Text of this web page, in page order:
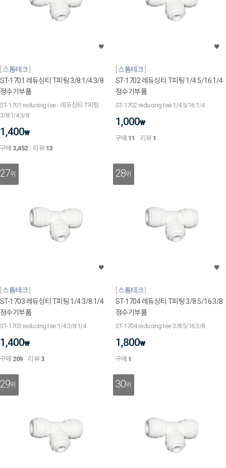
스톰테크
ST-1701 레듀싱티 T피팅 3/8:1/4:3/8
정수기부품
ST-1701 reducing tee - 레듀싱티 T피팅
3/8:1/4:3/8
1,400₩
구매3,452 리뷰 13
스톰테크
ST-1702 레듀싱티 T피팅 1/4:5/16:1/4
정수기부품
ST-1702 reducing tee 1/4:5/16:1/4
1,000₩
구매 11 리뷰 1
27위
스톰테크
ST-1703 레듀싱티 T피팅 1/4:3/8:1/4
정수기부품
ST-1703 reducing tee 1/4:3/8:1/4
1,400₩
구매 209 리뷰3
28위
스톰테크
ST-1704 레듀싱티 T피팅 3/8:5/16:3/8
정수기부품
ST-1704 reducing tee 3/8:5/16:3/8
1,800₩
구매 1
29위 30위